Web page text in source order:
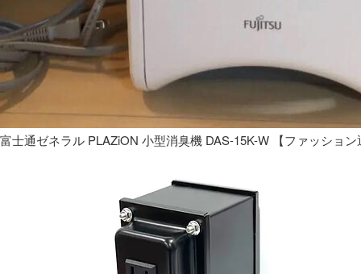
富士通ゼネラル PLAZiON 小型消臭機 DAS-15K-W 【ファッション